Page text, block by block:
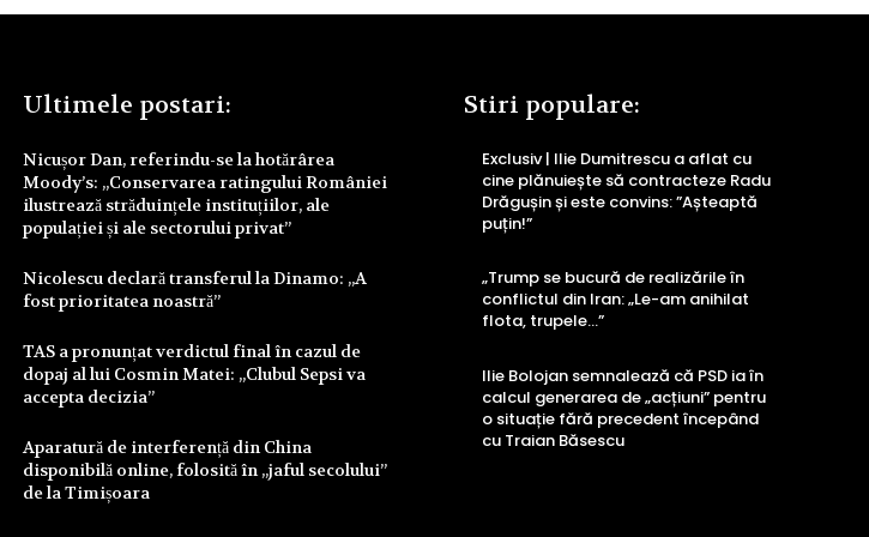
Ultimele postari:
Nicușor Dan, referindu-se la hotărârea
Moody’s: „Conservarea ratingului României
ilustrează străduințele instituțiilor, ale
populației și ale sectorului privat”
Nicolescu declară transferul la Dinamo: „A
fost prioritatea noastră”
TAS a pronunțat verdictul final în cazul de
dopaj al lui Cosmin Matei: „Clubul Sepsi va
accepta decizia”
Aparatură de interferență din China
disponibilă online, folosită în „jaful secolului”
de la Timișoara
Stiri populare:
Exclusiv | Ilie Dumitrescu a aflat cu
cine plănuiește să contracteze Radu
Drăgușin și este convins: ”Așteaptă
puțin!”
„Trump se bucură de realizările în
conflictul din Iran: „Le-am anihilat
flota, trupele…”
Ilie Bolojan semnalează că PSD ia în
calcul generarea de „acțiuni” pentru
o situație fără precedent începând
cu Traian Băsescu